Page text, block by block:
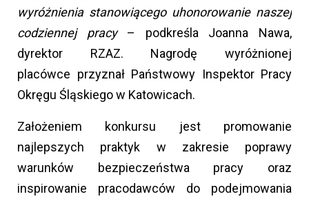
wyróżnienia stanowiącego uhonorowanie naszej
codziennej pracy– podkreśla Joanna Nawa,
dyrektor RZAZ. Nagrodę wyróżnionej
placówce przyznał Państwowy Inspektor Pracy
Okręgu Śląskiego w Katowicach.
Założeniem konkursu jest promowanie
najlepszych praktyk w zakresie poprawy
warunków bezpieczeństwa pracy oraz
inspirowanie pracodawców do podejmowania